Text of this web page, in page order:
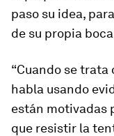
paso su idea,
de su propia
“Cuando se
habla usando
están motivadas
que resistir la